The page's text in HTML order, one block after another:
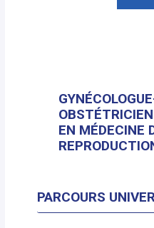
EN MÉDECINE
PARCOURS